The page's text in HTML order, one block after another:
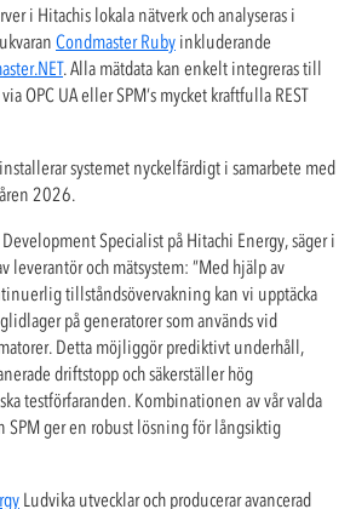
i Hitachis lokala nätverk och analyseras i
Condmaster Ruby inkluderande
. Alla mätdata kan enkelt integreras till
OPC UA eller SPM’s mycket kraftfulla REST
systemet nyckelfärdigt i samarbete med
2026.
Specialist på Hitachi Energy, säger i
leverantör och mätsystem: ”Med hjälp av
tillståndsövervakning kan vi upptäcka
på generatorer som används vid
Detta möjliggör prediktivt underhåll,
driftstopp och säkerställer hög
testförfaranden. Kombinationen av vår valda
SPM ger en robust lösning för långsiktig
Ludvika utvecklar och producerar avancerad